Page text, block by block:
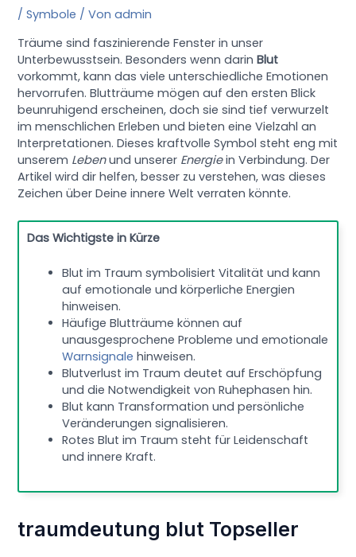
/Symbole / Vonadmin
Träume sind faszinierende Fenster in unser
Unterbewusstsein. Besonders wenn darinBlut
vorkommt, kann das viele unterschiedliche Emotionen
hervorrufen. Blutträume mögen auf den ersten Blick
beunruhigend erscheinen, doch sie sind tief verwurzelt
im menschlichen Erleben und bieten eine Vielzahl an
Interpretationen. Dieses kraftvolle Symbol steht eng mit
unserem Lebenund unserer Energiein Verbindung. Der
Artikel wird dir helfen, besser zu verstehen, was dieses
Zeichen über Deine innere Welt verraten könnte.
Das Wichtigste in Kürze
Blut im Traum symbolisiert Vitalität und kann
auf emotionale und körperliche Energien
hinweisen.
Häufige Blutträume können auf
unausgesprochene Probleme und emotionale
Warnsignale hinweisen.
Blutverlust im Traum deutet auf Erschöpfung
und die Notwendigkeit von Ruhephasen hin.
Blut kann Transformation und persönliche
Veränderungen signalisieren.
Rotes Blut im Traum steht für Leidenschaft
und innere Kraft.
traumdeutung blut Topseller